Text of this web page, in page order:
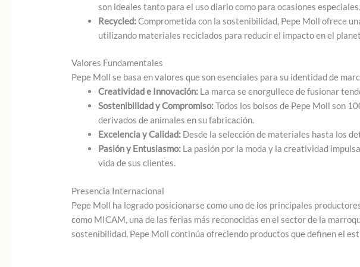
son ideales tanto para el uso diario como para ocasiones especiales.
Recycled:Comprometida con la sostenibilidad, Pepe Moll ofrece
utilizando materiales reciclados para reducir el impacto en el
Valores Fundamentales
Pepe Moll se basa en valores que son esenciales para su identidad de
Creatividad e Innovación: La marca se enorgullece de fusionar
Sostenibilidad y Compromiso:Todos los bolsos de Pepe Moll son
derivados de animales en su fabricación.
Excelencia y Calidad: Desde la selección de materiales hasta los
Pasión y Entusiasmo: La pasión por la moda y la creatividad
vida de sus clientes.
Presencia Internacional
Pepe Moll ha logrado posicionarse como uno de los principales
como MICAM, una de las ferias más reconocidas en el sector de la
sostenibilidad, Pepe Moll continúa ofreciendo productos que definen el